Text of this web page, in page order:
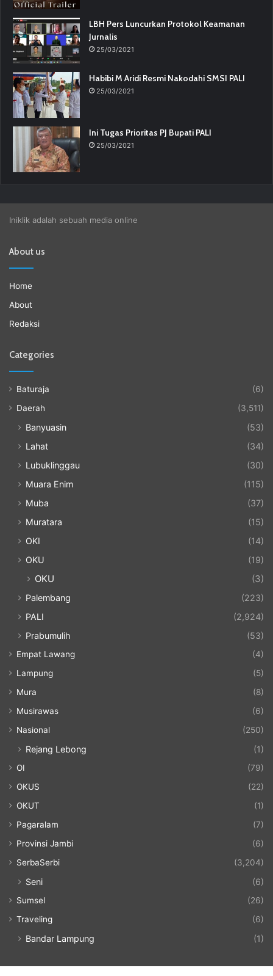
LBH Pers Luncurkan Protokol Keamanan
Jurnalis
25/03/2021
Habibi M Aridi Resmi Nakodahi SMSI PALI
25/03/2021
Ini Tugas Prioritas PJ Bupati PALI
25/03/2021
Iniklik adalah sebuah media online
About us
Home
About
Redaksi
Categories
Baturaja
(6)
Daerah
(3,511)
Banyuasin
(53)
Lahat
(34)
Lubuklinggau
(30)
Muara Enim
(115)
Muba
(37)
Muratara
(15)
OKI
(14)
OKU
(19)
OKU (3)
Palembang
(223)
PALI
(2,924)
Prabumulih
(53)
Empat Lawang
(4)
Lampung
(5)
Mura
(8)
Musirawas
(6)
Nasional
(250)
Rejang Lebong (1)
OI
(79)
OKUS
(22)
OKUT
(1)
Pagaralam
(7)
Provinsi Jambi
(6)
SerbaSerbi
(3,204)
Seni (6)
Sumsel
(26)
Traveling
(6)
Bandar Lampung (1)